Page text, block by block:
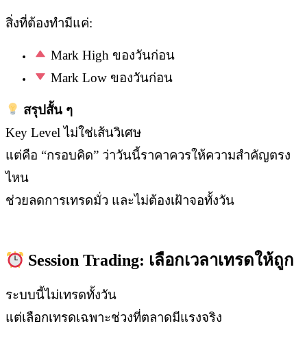
สิ่งที่ต้องทำมีแค่:
Mark High ของวันก่อน
Mark Low ของวันก่อน
สรุปสั้น ๆ
Key Level ไม่ใช่เส้นวิเศษ
แต่คือ “กรอบคิด” ว่าวันนี้ราคาควรให้ความสำคัญตรง
ไหน
ช่วยลดการเทรดมั่ว และไม่ต้องเฝ้าจอทั้งวัน
Session Trading: เลือกเวลาเทรดให้ถูก
ระบบนี้ไม่เทรดทั้งวัน
แต่เลือกเทรดเฉพาะช่วงที่ตลาดมีแรงจริง